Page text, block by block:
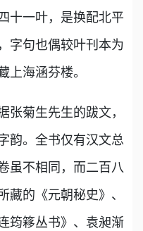
十一叶，是换配北平
字句也偶较叶刊本为
上海涵芬楼。
菊生先生的跋文，
韵。全书仅有汉文总
虽不相同，而二百八
的《元朝秘史》、
筠簃丛书》、袁昶渐